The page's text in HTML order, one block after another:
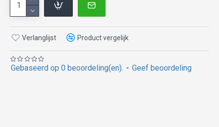
Gebaseerd op 0 beoordeling(en). - Geef beoordeling
Verlanglijst Product vergelijk